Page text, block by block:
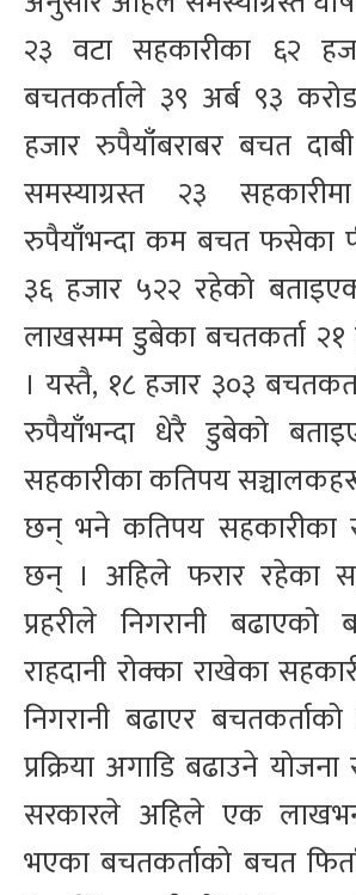
२३ वटा सहकारीका ६२
बचतकर्ताले ३९ अर्ब ९३
हजार रुपैयाँबराबर बचत
समस्याग्रस्त २३
रुपैयाँभन्दा कम बचत फसेका
३६ हजार ५२२ रहेको
लाखसम्म डुबेका बचतकर्ता
। यस्तै, १८ हजार ३०३
रुपैयाँभन्दा धेरै डुबेको
सहकारीका कतिपय
छन् भने कतिपय सहकारीका
छन् । अहिले फरार रहेका
प्रहरीले निगरानी
राहदानी रोक्का राखेका
निगरानी बढाएर
प्रक्रिया अगाडि बढाउने
सरकारले अहिले एक
भएका बचतकर्ताको बचत